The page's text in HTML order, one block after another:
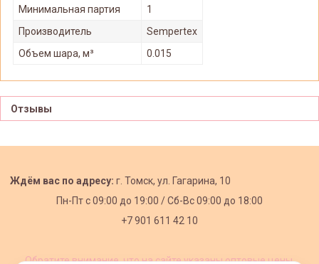
Минимальная партия
1
Производитель
Sempertex
Объем шара, м³
0.015
Отзывы
Ждём вас по адресу: г. Томск, ул. Гагарина, 10
Пн-Пт с09:00 до 19:00 /Сб-Вс 09:00 до 18:00
+7 901 611 42 10
Обратите внимание, что на сайте указаны оптовые цены,